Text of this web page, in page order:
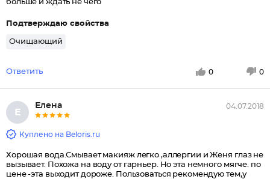
больше и ждать не чего
Подтверждаю свойства
Очищающий
Ответить 0 0
Е
Елена 04.07.2018
Куплено на Beloris.ru
Хорошая вода.Смывает макияж легко ,аллергии и Женя глаз не
вызывает. Похожа на воду от гарньер. Но эта немного мягче. по
цене -эта выходит дороже. Пользоваться рекомендую тем,у